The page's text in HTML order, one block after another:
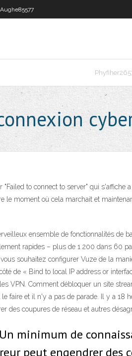
Aughe85577
"Failed to connect to server" qui
le moment où cela marchait et
ensemble de fonctionnalités de
rapides – plus de 1 200 dans 60
souhaitez configurer Vuze de la
de « Bind to local IP address or
VPN. Comment débloquer un site
faire et il n'y a pas de parade. Il y a 18
des coupures de réseau et autres
minimum de
peut engendrer des